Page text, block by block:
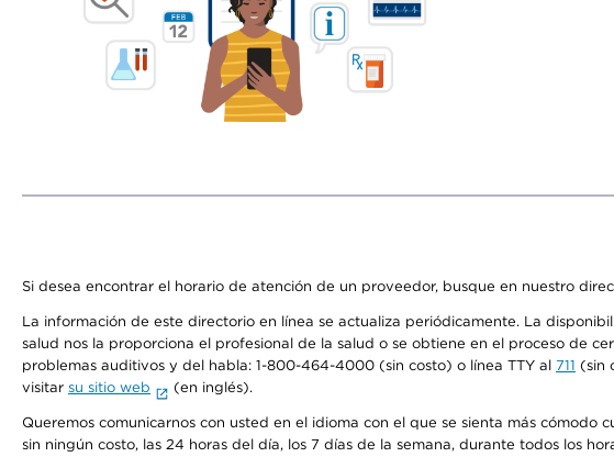
Si desea encontrar el horario de atención de un proveedor, busque en nuestro
La información de este directorio en línea se actualiza periódicamente. La
salud nos la proporciona el profesional de la salud o se obtiene en el proceso de
problemas auditivos y del habla: 1-800-464-4000 (sin costo) o línea TTY al 711 (sin
visitar su sitio web (en inglés).
Queremos comunicarnos con usted en el idioma con el que se sienta más
sin ningún costo, las 24 horas del día, los 7 días de la semana, durante todos los